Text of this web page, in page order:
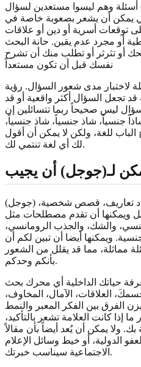
وهم ليسوا مستعدين لسؤال
يمكن أن يشعر بصعوبة خاصة في
توقعات أسرية أو دين أو علاقات
أو مجرد عدم يقين. حانة البحث
أو تثرثر أو تطلب منك أن تشرح
نفسك قبل أن تكون مستعداً
لاختبار مدى شعور السؤال. رؤية
تجعل السؤال أكثر واقعية أو قد
ليس صحيحاً ربما تتسائلين إن
جنسياً، شاذ جنسياً، شاذ جنسياً،
للغة، ولكن لا يمكن أن أقول
لك أي لغة تنتمي لك.
لـ(جوجل) أن يجيب
(جوجل) يمكن أن يساعدك في إيجاد تعاريف، قصص شخصية،
ويمكنها أن تقدم مصطلحات مثل
والشك، والجذب الرومانسي،
ويمكنها أيضا أن تبين لكم أن
مماثلة، مما قد يقلل من الشعور
بأنكم وحدكم.
حياتك الداخلية أي محرك بحث
العلاقات، الآمال، المخاوف،
الفرق بين الفكر المعبر والنمط
إذا كانت العلامة تشعر بالتأكيد،
بك. ولا يمكن أن يُعد أيضاً بأن مقالاً
الدولية، أو خيط وسائل الإعلام
الاجتماعية سيناسب خبرتك.